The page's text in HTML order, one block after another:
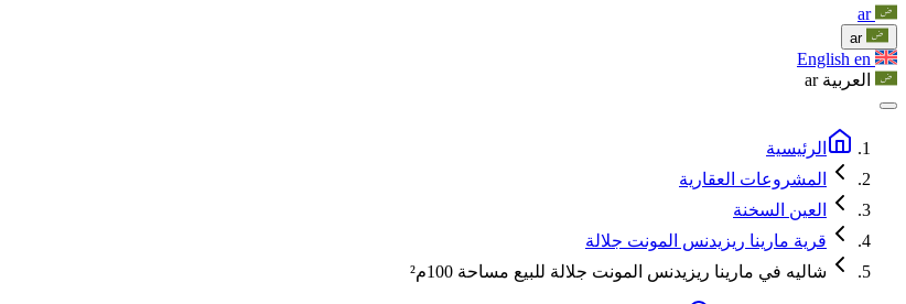
ar
ar
English en
العربية ar
الرئيسية
المشروعات العقارية
العين السخنة
قرية مارينا ريزيدنس المونت جلالة
شاليه في مارينا ريزيدنس المونت جلالة للبيع مساحة 100م²